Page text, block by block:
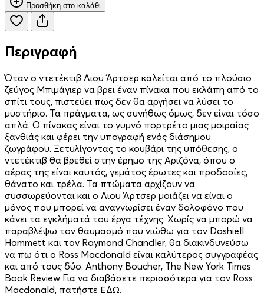
Προσθήκη στο καλάθι
Περιγραφή
Όταν ο ντετέκτιβ Λιου Άρτσερ καλείται από το πλούσιο
ζεύγος Μπιμάγιερ να βρει έναν πίνακα που εκλάπη από το
σπίτι τους, πιστεύει πως δεν θα αργήσει να λύσει το
μυστήριο. Τα πράγματα, ως συνήθως όμως, δεν είναι τόσο
απλά. Ο πίνακας είναι το γυμνό πορτρέτο μιας μοιραίας
ξανθιάς και φέρει την υπογραφή ενός διάσημου
ζωγράφου. Ξετυλίγοντας το κουβάρι της υπόθεσης, ο
ντετέκτιβ θα βρεθεί στην έρημο της Αριζόνα, όπου ο
αέρας της είναι καυτός, γεμάτος έρωτες και προδοσίες,
θάνατο και τρέλα. Τα πτώματα αρχίζουν να
συσσωρεύονται και ο Λιου Άρτσερ μοιάζει να είναι ο
μόνος που μπορεί να αναγνωρίσει έναν δολοφόνο που
κάνει τα εγκλήματά του έργα τέχνης. Χωρίς να μπορώ να
παραβλέψω τον θαυμασμό που νιώθω για τον Dashiell
Hammett και τον Raymond Chandler, θα διακινδυνεύσω
να πω ότι ο Ross Macdonald είναι καλύτερος συγγραφέας
και από τους δύο. Anthony Boucher, The New York Times
Book Review Για να διαβάσετε περισσότερα για τον Ross
Macdonald, πατήστε ΕΔΩ.